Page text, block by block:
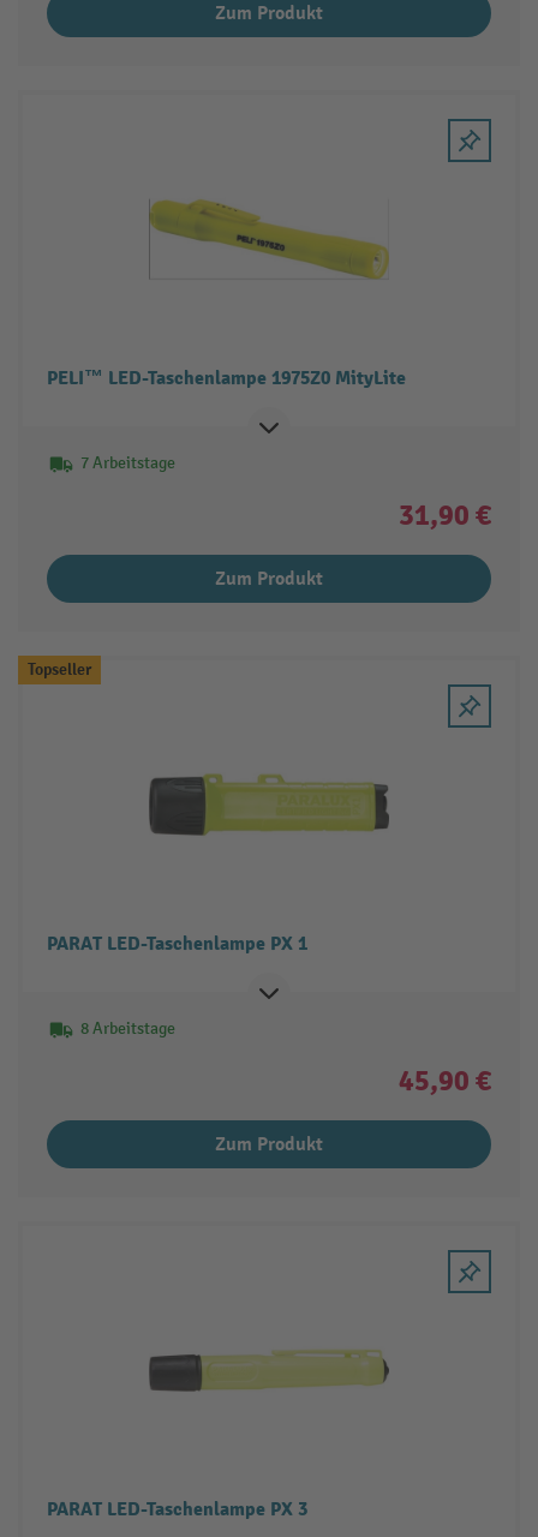
Zum Produkt
PELI™ LED-Taschenlampe 1975Z0 MityLite
7 Arbeitstage
31,90 €
Zum Produkt
Topseller
PARAT LED-Taschenlampe PX 1
8 Arbeitstage
45,90 €
Zum Produkt
PARAT LED-Taschenlampe PX 3